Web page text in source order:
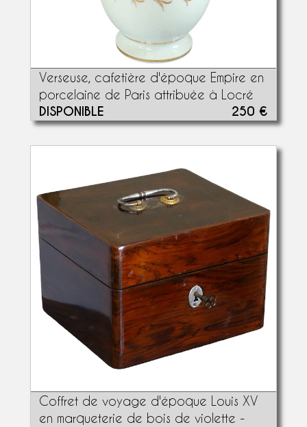
Verseuse, cafetière d'époque Empire en
porcelaine de Paris attribuée à Locré
DISPONIBLE 250 €
Coffret de voyage d'époque Louis XV
en marqueterie de bois de violette -